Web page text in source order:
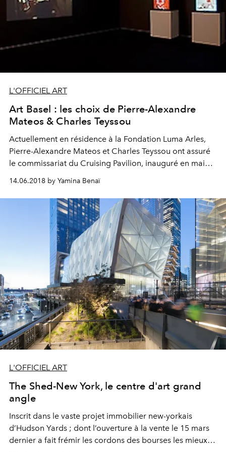
L'OFFICIEL ART
Art Basel : les choix de Pierre-Alexandre
Mateos & Charles Teyssou
Actuellement en résidence à la Fondation Luma Arles,
Pierre-Alexandre Mateos et Charles Teyssou ont assuré
le commissariat du Cruising Pavilion, inauguré en mai
dernier dans le cadre de la 16e Biennale d’Architecture
de Venise, et mettent une touche finale à une exposition
dont l’ouverture prochaine est prévue au centre d’art
Converso à Milan. Pour L’Officiel Art, ils ont arpenté Art
Basel et les lieux d’art de la ville, ils nous livrent leurs
cinq moments-clés.
14.06.2018 by Yamina Benaï
L'OFFICIEL ART
The Shed-New York, le centre d'art grand
angle
Inscrit dans le vaste projet immobilier new-yorkais
d’Hudson Yards ; dont l’ouverture à la vente le 15 mars
dernier a fait frémir les cordons des bourses les mieux